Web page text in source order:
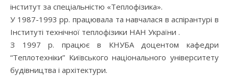
інститут за спеціальністю «Теплофізика».
У 1987-1993 рр. працювала та навчалася в аспірантурі в
Інституті технічної теплофізики НАН України .
З 1997 р. працює в КНУБА доцентом кафедри
“Теплотехніки” Київського національного університету
будівництва і архітектури.